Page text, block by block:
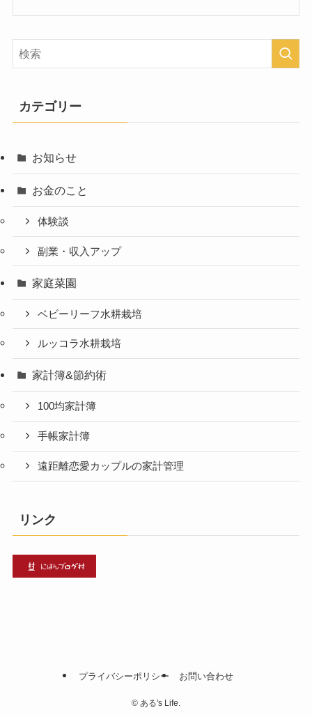
カテゴリー
お知らせ
お金のこと
体験談
副業・収入アップ
家庭菜園
ベビーリーフ水耕栽培
ルッコラ水耕栽培
家計簿&節約術
100均家計簿
手帳家計簿
遠距離恋愛カップルの家計管理
リンク
プライバシーポリシー お問い合わせ
© ある's Life.